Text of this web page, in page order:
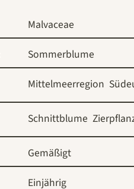
Malvaceae
Sommerblume
Mittelmeerregion
Schnittblume
Gemäßigt
Einjährig